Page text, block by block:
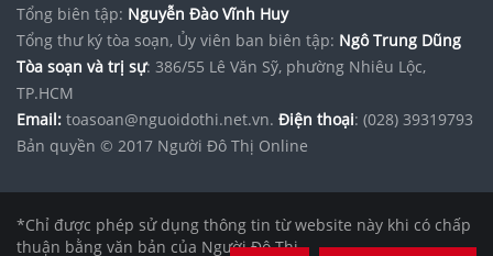
Tổng biên tập: Nguyễn Đào Vĩnh Huy
Tổng thư ký tòa soạn, Ủy viên ban biên tập: Ngô Trung Dũng
Tòa soạn và trị sự: 386/55 Lê Văn Sỹ, phường Nhiêu Lộc,
TP.HCM
Email: toasoan@nguoidothi.net.vn. Điện thoại: (028) 39319793
Bản quyền © 2017 Người Đô Thị Online
*Chỉ được phép sử dụng thông tin từ website này khi có chấp
thuận bằng văn bản của Người Đô Thị.